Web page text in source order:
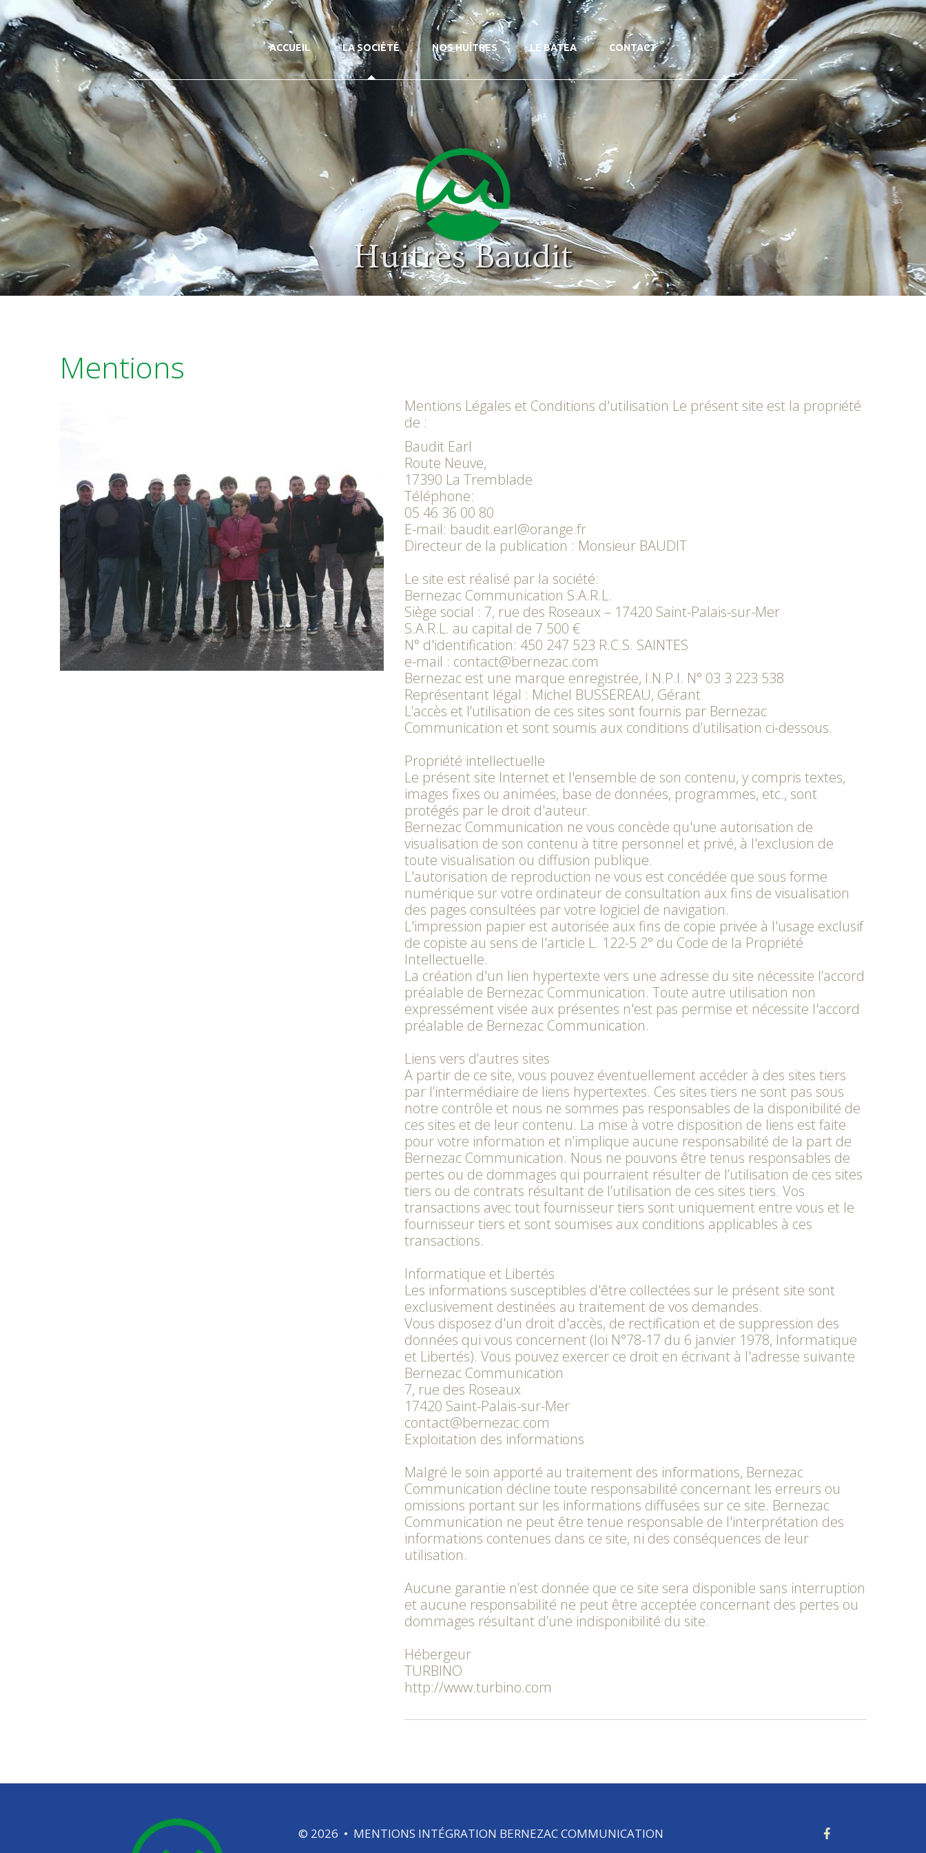
ACCUEIL LA SOCIÉTÉ NOS HUÎTRES LE BATEA CONTACT
Huitres Baudit
Mentions
Mentions Légales et Conditions d'utilisation Le présent site est la propriété
de :
Baudit Earl
Route Neuve,
17390 La Tremblade
Téléphone:
05 46 36 00 80
E-mail: baudit.earl@orange.fr
Directeur de la publication : Monsieur BAUDIT
Le site est réalisé par la société:
Bernezac Communication S.A.R.L.
Siège social : 7, rue des Roseaux – 17420 Saint-Palais-sur-Mer
S.A.R.L. au capital de 7 500 €
N° d'identification: 450 247 523 R.C.S. SAINTES
e-mail : contact@bernezac.com
Bernezac est une marque enregistrée, I.N.P.I. N° 03 3 223 538
Représentant légal : Michel BUSSEREAU, Gérant
L’accès et l’utilisation de ces sites sont fournis par Bernezac
Communication et sont soumis aux conditions d’utilisation ci-dessous.
Propriété intellectuelle
Le présent site Internet et l'ensemble de son contenu, y compris textes,
images fixes ou animées, base de données, programmes, etc., sont
protégés par le droit d'auteur.
Bernezac Communication ne vous concède qu'une autorisation de
visualisation de son contenu à titre personnel et privé, à l'exclusion de
toute visualisation ou diffusion publique.
L'autorisation de reproduction ne vous est concédée que sous forme
numérique sur votre ordinateur de consultation aux fins de visualisation
des pages consultées par votre logiciel de navigation.
L'impression papier est autorisée aux fins de copie privée à l'usage exclusif
de copiste au sens de l'article L. 122-5 2° du Code de la Propriété
Intellectuelle.
La création d'un lien hypertexte vers une adresse du site nécessite l’accord
préalable de Bernezac Communication. Toute autre utilisation non
expressément visée aux présentes n'est pas permise et nécessite l'accord
préalable de Bernezac Communication.
Liens vers d’autres sites
A partir de ce site, vous pouvez éventuellement accéder à des sites tiers
par l’intermédiaire de liens hypertextes. Ces sites tiers ne sont pas sous
notre contrôle et nous ne sommes pas responsables de la disponibilité de
ces sites et de leur contenu. La mise à votre disposition de liens est faite
pour votre information et n’implique aucune responsabilité de la part de
Bernezac Communication. Nous ne pouvons être tenus responsables de
pertes ou de dommages qui pourraient résulter de l’utilisation de ces sites
tiers ou de contrats résultant de l’utilisation de ces sites tiers. Vos
transactions avec tout fournisseur tiers sont uniquement entre vous et le
fournisseur tiers et sont soumises aux conditions applicables à ces
transactions.
Informatique et Libertés
Les informations susceptibles d'être collectées sur le présent site sont
exclusivement destinées au traitement de vos demandes.
Vous disposez d'un droit d'accès, de rectification et de suppression des
données qui vous concernent (loi N°78-17 du 6 janvier 1978, Informatique
et Libertés). Vous pouvez exercer ce droit en écrivant à l'adresse suivante
Bernezac Communication
7, rue des Roseaux
17420 Saint-Palais-sur-Mer
contact@bernezac.com
Exploitation des informations
Malgré le soin apporté au traitement des informations, Bernezac
Communication décline toute responsabilité concernant les erreurs ou
omissions portant sur les informations diffusées sur ce site. Bernezac
Communication ne peut être tenue responsable de l'interprétation des
informations contenues dans ce site, ni des conséquences de leur
utilisation.
Aucune garantie n’est donnée que ce site sera disponible sans interruption
et aucune responsabilité ne peut être acceptée concernant des pertes ou
dommages résultant d’une indisponibilité du site.
Hébergeur
TURBINO
http://www.turbino.com
© 2026 • MENTIONS INTÉGRATION BERNEZAC COMMUNICATION